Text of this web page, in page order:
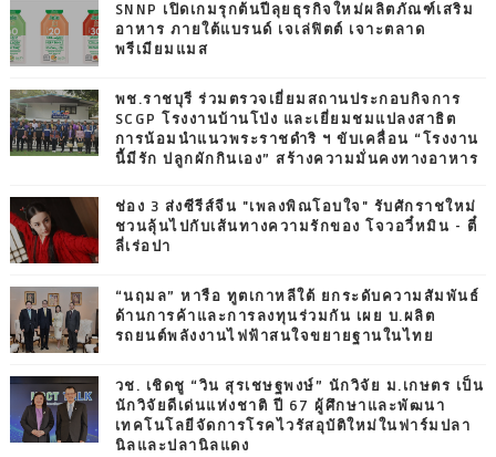
SNNP เปิดเกมรุกต้นปีลุยธุรกิจใหม่ผลิตภัณฑ์เสริม
อาหาร ภายใต้แบรนด์ เจเล่ฟิตต์ เจาะตลาด
พรีเมียมแมส
พช.ราชบุรี ร่วมตรวจเยี่ยมสถานประกอบกิจการ
SCGP โรงงานบ้านโป่ง และเยี่ยมชมแปลงสาธิต
การน้อมนำแนวพระราชดำริ ฯ ขับเคลื่อน “โรงงาน
นี้มีรัก ปลูกผักกินเอง” สร้างความมั่นคงทางอาหาร
ช่อง 3 ส่งซีรีส์จีน "เพลงพิณโอบใจ" รับศักราชใหม่
ชวนลุ้นไปกับเส้นทางความรักของ โจวอวี๋หมิน - ตี๋
ลี่เร่อปา
“นฤมล” หารือ ทูตเกาหลีใต้ ยกระดับความสัมพันธ์
ด้านการค้าและการลงทุนร่วมกัน เผย บ.ผลิต
รถยนต์พลังงานไฟฟ้าสนใจขยายฐานในไทย
วช. เชิดชู “วิน สุรเชษฐพงษ์” นักวิจัย ม.เกษตร เป็น
นักวิจัยดีเด่นแห่งชาติ ปี 67 ผู้ศึกษาและพัฒนา
เทคโนโลยีจัดการโรคไวรัสอุบัติใหม่ในฟาร์มปลา
นิลและปลานิลแดง